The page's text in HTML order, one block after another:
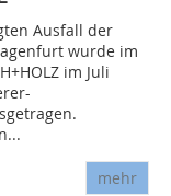
Ausfall der
wurde im
im Juli
mehr